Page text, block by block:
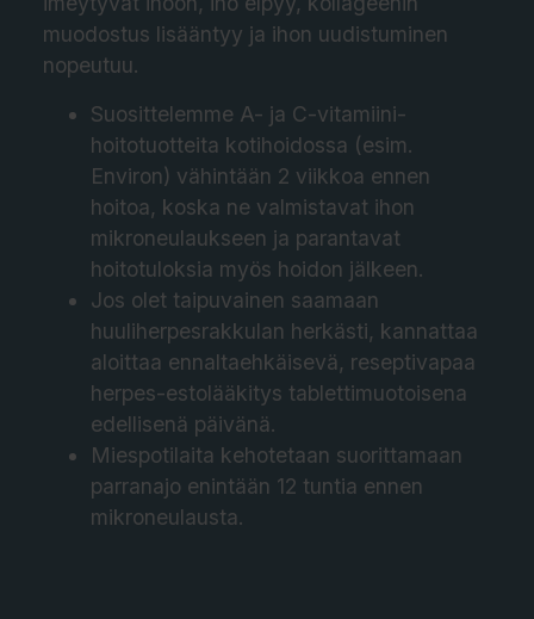
muodostus lisääntyy ja ihon uudistuminen
nopeutuu.
Suosittelemme A- ja C-vitamiini-
hoitotuotteita kotihoidossa (esim.
Environ) vähintään 2 viikkoa ennen
hoitoa, koska ne valmistavat ihon
mikroneulaukseen ja parantavat
hoitotuloksia myös hoidon jälkeen.
Jos olet taipuvainen saamaan
huuliherpesrakkulan herkästi, kannattaa
aloittaa ennaltaehkäisevä, reseptivapaa
herpes-estolääkitys tablettimuotoisena
edellisenä päivänä.
Miespotilaita kehotetaan suorittamaan
parranajo enintään 12 tuntia ennen
mikroneulausta.